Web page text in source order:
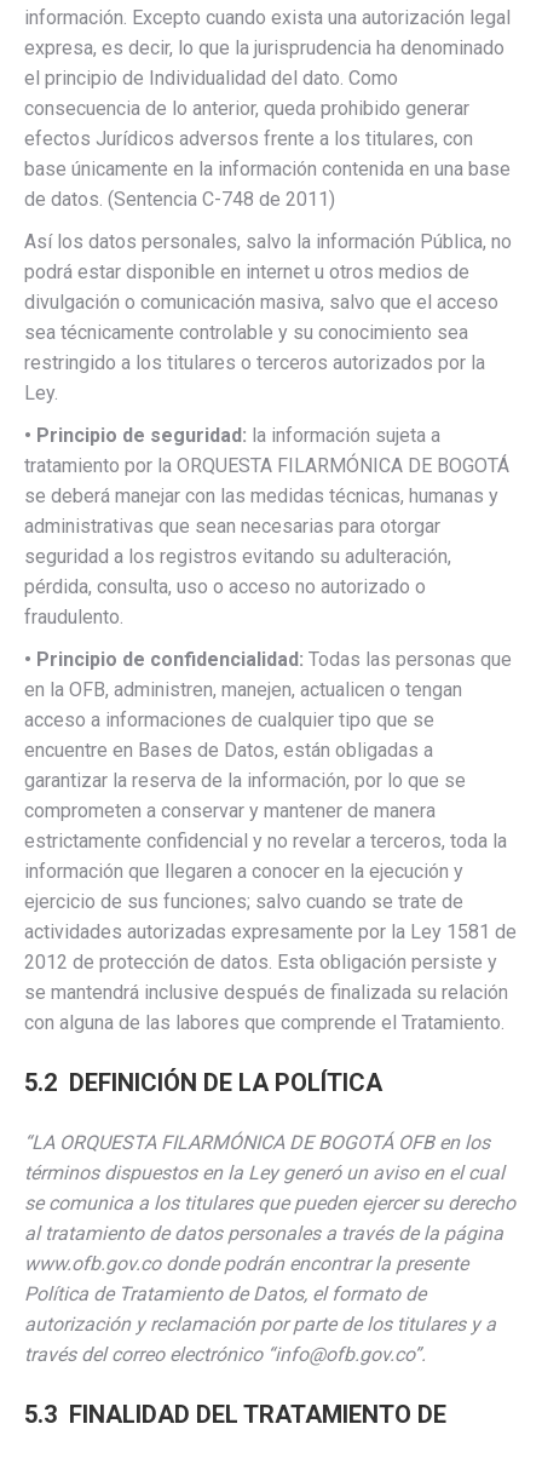
información. Excepto cuando exista una autorización legal
expresa, es decir, lo que la jurisprudencia ha denominado
el principio de Individualidad del dato. Como
consecuencia de lo anterior, queda prohibido generar
efectos Jurídicos adversos frente a los titulares, con
base únicamente en la información contenida en una base
de datos. (Sentencia C-748 de 2011)
Así los datos personales, salvo la información Pública, no
podrá estar disponible en internet u otros medios de
divulgación o comunicación masiva, salvo que el acceso
sea técnicamente controlable y su conocimiento sea
restringido a los titulares o terceros autorizados por la
Ley.
• Principio de seguridad: la información sujeta a
tratamiento por la ORQUESTA FILARMÓNICA DE BOGOTÁ
se deberá manejar con las medidas técnicas, humanas y
administrativas que sean necesarias para otorgar
seguridad a los registros evitando su adulteración,
pérdida, consulta, uso o acceso no autorizado o
fraudulento.
• Principio de confidencialidad: Todas las personas que
en la OFB, administren, manejen, actualicen o tengan
acceso a informaciones de cualquier tipo que se
encuentre en Bases de Datos, están obligadas a
garantizar la reserva de la información, por lo que se
comprometen a conservar y mantener de manera
estrictamente confidencial y no revelar a terceros, toda la
información que llegaren a conocer en la ejecución y
ejercicio de sus funciones; salvo cuando se trate de
actividades autorizadas expresamente por la Ley 1581 de
2012 de protección de datos. Esta obligación persiste y
se mantendrá inclusive después de finalizada su relación
con alguna de las labores que comprende el Tratamiento.
5.2 DEFINICIÓN DE LA POLÍTICA
“LA ORQUESTA FILARMÓNICA DE BOGOTÁ OFB en los
términos dispuestos en la Ley generó un aviso en el cual
se comunica a los titulares que pueden ejercer su derecho
al tratamiento de datos personales a través de la página
www.ofb.gov.co donde podrán encontrar la presente
Política de Tratamiento de Datos, el formato de
autorización y reclamación por parte de los titulares y a
través del correo electrónico “info@ofb.gov.co”.
5.3 FINALIDAD DEL TRATAMIENTO DE